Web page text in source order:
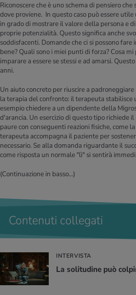
Riconoscere che è uno schema di pensiero
dove proviene. In questo caso può essere utile
in grado di mostrare il valore della persona e
proprie potenzialità. Questo significa anche
soddisfacenti. Domande che ci si possono fare
bene? Quali sono i miei punti di forza? Cosa
imparare a essere se stessi e ad amarsi.
anni.
Un aiuto concreto per riuscire a
la terapia del confronto: il terapeuta stabilisce
esempio chiedere a un dipendente della
d'arancia. Un esercizio di questo tipo richiede
paure con conseguenti reazioni fisiche, come
terapeuta accompagna il paziente per
necessario. Se alla domanda riguardante il
come risposta un normale "lì" si sentirà
(Continuazione in basso...)
Contenuti collegati
INTERVISTA
La so­li­tu­di­ne può